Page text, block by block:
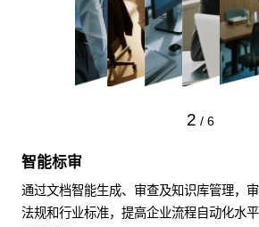
2 / 6
智能标审
通过文档智能生成、审查及知识库管理，
法规和行业标准，提高企业流程自动化水